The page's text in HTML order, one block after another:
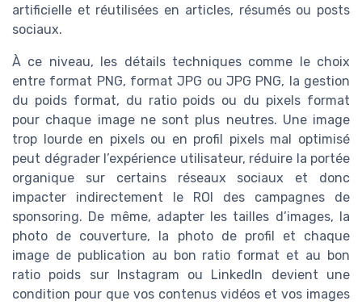
artificielle et réutilisées en articles, résumés ou posts
sociaux.
À ce niveau, les détails techniques comme le choix
entre format PNG, format JPG ou JPG PNG, la gestion
du poids format, du ratio poids ou du pixels format
pour chaque image ne sont plus neutres. Une image
trop lourde en pixels ou en profil pixels mal optimisé
peut dégrader l’expérience utilisateur, réduire la portée
organique sur certains réseaux sociaux et donc
impacter indirectement le ROI des campagnes de
sponsoring. De même, adapter les tailles d’images, la
photo de couverture, la photo de profil et chaque
image de publication au bon ratio format et au bon
ratio poids sur Instagram ou LinkedIn devient une
condition pour que vos contenus vidéos et vos images